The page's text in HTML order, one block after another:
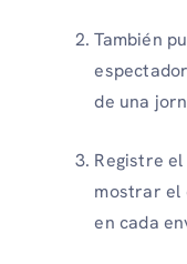
También
de una
Registre
mostrar el
en cada